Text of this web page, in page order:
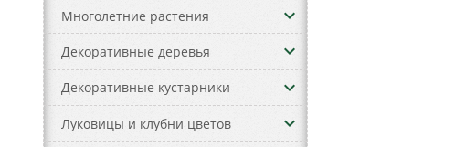
Многолетние растения keyboard_arrow_down
Декоративные деревья keyboard_arrow_down
Декоративные кустарники keyboard_arrow_down
Луковицы и клубни цветов keyboard_arrow_down